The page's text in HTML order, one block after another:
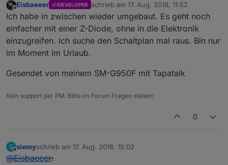
Offline
Eisbaeeer DEVELOPER schrieb am 17. Aug. 2018, 11:52
zuletzt editiert von
Ich habe in zwischen wieder umgebaut. Es geht noch
einfacher mit einer Z-Diode, ohne in die Elektronik
einzugreifen. Ich suche den Schaltplan mal raus. Bin nur
im Moment im Urlaub.
Gesendet von meinem SM-G950F mit Tapatalk
Kein support per PM. Bitte im Forum Fragen stellen!
0
S
Offline
slemyschrieb am 17. Aug. 2018, 15:02
zuletzt editiert von
@Eisbaeeer: